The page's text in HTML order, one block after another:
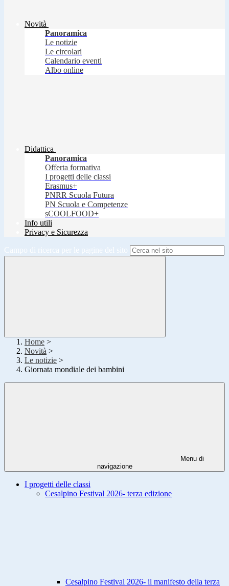
Novità
Panoramica
Le notizie
Le circolari
Calendario eventi
Albo online
Didattica
Panoramica
Offerta formativa
I progetti delle classi
Erasmus+
PNRR Scuola Futura
PN Scuola e Competenze
sCOOLFOOD+
Info utili
Privacy e Sicurezza
Campo di ricerca per le pagine del sito
Home >
Novità >
Le notizie >
Giornata mondiale dei bambini
Menu di
navigazione
I progetti delle classi
Cesalpino Festival 2026- terza edizione
Cesalpino Festival 2026- il manifesto della terza